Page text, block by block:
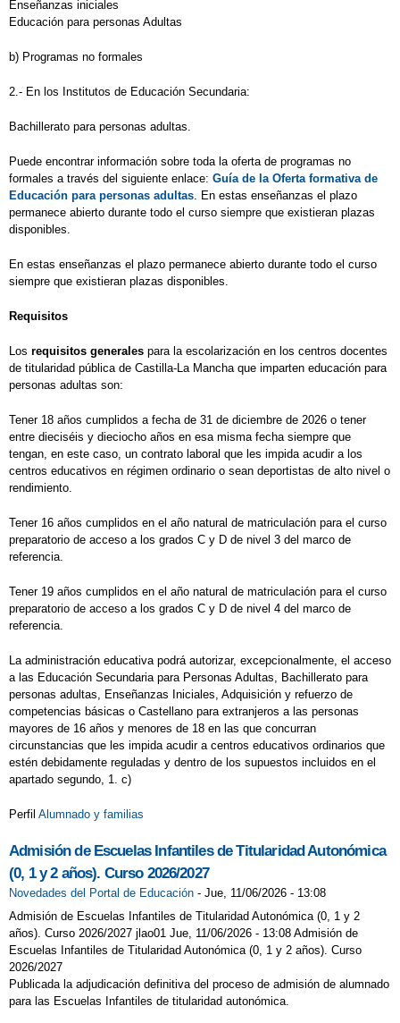
Enseñanzas iniciales
Educación para personas Adultas
b) Programas no formales
2.- En los Institutos de Educación Secundaria:
Bachillerato para personas adultas.
Puede encontrar información sobre toda la oferta de programas no
formales a través del siguiente enlace: Guía de la Oferta formativa de
Educación para personas adultas . En estas enseñanzas el plazo
permanece abierto durante todo el curso siempre que existieran plazas
disponibles.
En estas enseñanzas el plazo permanece abierto durante todo el curso
siempre que existieran plazas disponibles.
Requisitos
Los requisitos generales para la escolarización en los centros docentes
de titularidad pública de Castilla-La Mancha que imparten educación para
personas adultas son:
Tener 18 años cumplidos a fecha de 31 de diciembre de 2026 o tener
entre dieciséis y dieciocho años en esa misma fecha siempre que
tengan, en este caso, un contrato laboral que les impida acudir a los
centros educativos en régimen ordinario o sean deportistas de alto nivel o
rendimiento.
Tener 16 años cumplidos en el año natural de matriculación para el curso
preparatorio de acceso a los grados C y D de nivel 3 del marco de
referencia.
Tener 19 años cumplidos en el año natural de matriculación para el curso
preparatorio de acceso a los grados C y D de nivel 4 del marco de
referencia.
La administración educativa podrá autorizar, excepcionalmente, el acceso
a las Educación Secundaria para Personas Adultas, Bachillerato para
personas adultas, Enseñanzas Iniciales, Adquisición y refuerzo de
competencias básicas o Castellano para extranjeros a las personas
mayores de 16 años y menores de 18 en las que concurran
circunstancias que les impida acudir a centros educativos ordinarios que
estén debidamente reguladas y dentro de los supuestos incluidos en el
apartado segundo, 1. c)
Perfil Alumnado y familias
Admisión de Escuelas Infantiles de Titularidad Autonómica
(0, 1 y 2 años). Curso 2026/2027
Novedades del Portal de Educación - Jue, 11/06/2026 - 13:08
Admisión de Escuelas Infantiles de Titularidad Autonómica (0, 1 y 2
años). Curso 2026/2027 jlao01 Jue, 11/06/2026 - 13:08 Admisión de
Escuelas Infantiles de Titularidad Autonómica (0, 1 y 2 años). Curso
2026/2027
Publicada la adjudicación definitiva del proceso de admisión de alumnado
para las Escuelas Infantiles de titularidad autonómica.